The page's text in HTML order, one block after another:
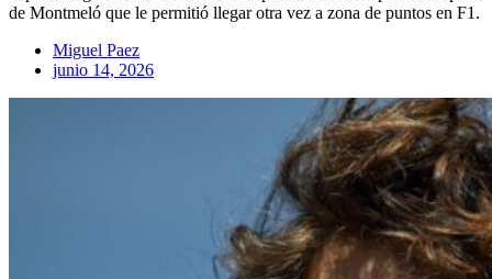
de Montmeló que le permitió llegar otra vez a zona de puntos en F1.
Miguel Paez
junio 14, 2026